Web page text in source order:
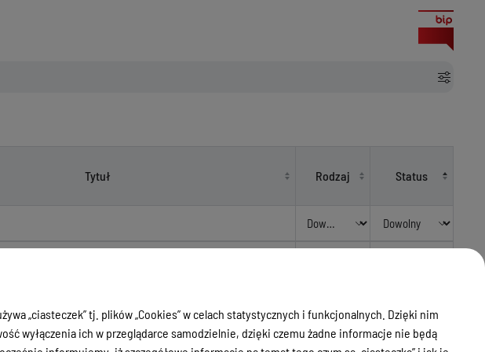
Tytuł Rodzaj Status
Uchwały
„ciasteczek” tj. plików „Cookies” w celach statystycznych i funkcjonalnych. Dzięki nim
wyłączenia ich w przeglądarce samodzielnie, dzięki czemu żadne informacje nie będą